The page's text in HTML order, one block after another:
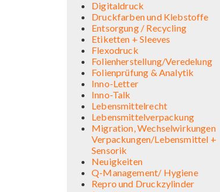
Digitaldruck
Druckfarben und Klebstoffe
Entsorgung / Recycling
Etiketten + Sleeves
Flexodruck
Folienherstellung/Veredelung
Folienprüfung & Analytik
Inno-Letter
Inno-Talk
Lebensmittelrecht
Lebensmittelverpackung
Migration, Wechselwirkungen
Verpackungen/Lebensmittel +
Sensorik
Neuigkeiten
Q-Management/ Hygiene
Repro und Druckzylinder